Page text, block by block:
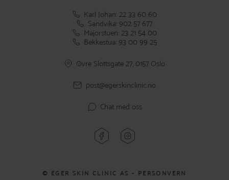
Karl Johan: 22 33 60 60
Sandvika: 902 57 677
Majorstuen: 23 21 54 00
Bekkestua: 93 00 99 25
Øvre Slottsgate 27, 0157 Oslo
post@egerskinclinic.no
Chat med oss
© EGER SKIN CLINIC AS - PERSONVERN